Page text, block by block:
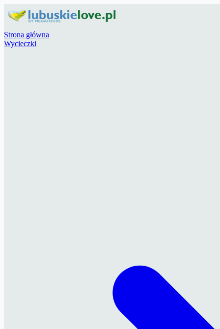
Strona główna
Wycieczki